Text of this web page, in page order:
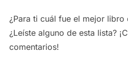
¿Para ti cuál fue el mejor libro
¿Leíste alguno de esta lista?
comentarios!